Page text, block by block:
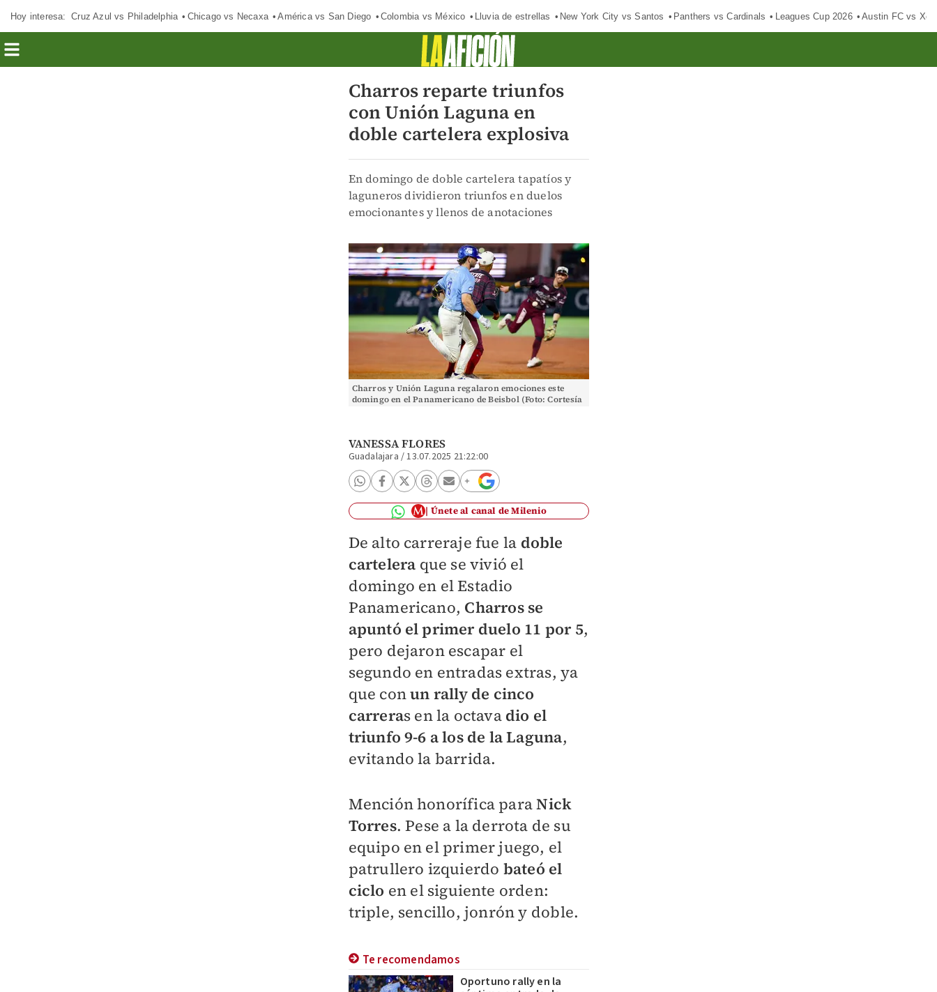
Hoy interesa: Cruz Azul vs Philadelphia Chicago vs Necaxa América vs San Diego Colombia vs México Lluvia de estrellas New York City vs Santos Panthers vs Cardinals Leagues Cup 2026 Austin FC vs
Charros reparte triunfos
con Unión Laguna en
doble cartelera explosiva
En domingo de doble cartelera tapatíos y
laguneros dividieron triunfos en duelos
emocionantes y llenos de anotaciones
Charros y Unión Laguna regalaron emociones este
domingo en el Panamericano de Beisbol (Foto: Cortesía
VANESSA FLORES
Guadalajara /13.07.2025 21:22:00
Únete al canal de Milenio
De alto carreraje fue la doble
cartelera que se vivió el
domingo en el Estadio
Panamericano, Charros se
apuntó el primer duelo 11 por 5,
pero dejaron escapar el
segundo en entradas extras, ya
que conun rally de cinco
carreras en la octava dio el
triunfo 9-6 a los de la Laguna,
evitando la barrida.
Mención honorífica paraNick
Torres. Pese a la derrota de su
equipo en el primer juego, el
patrullero izquierdo bateó el
ciclo en el siguiente orden:
triple, sencillo, jonrón y doble.
Te recomendamos
Oportuno rally en la